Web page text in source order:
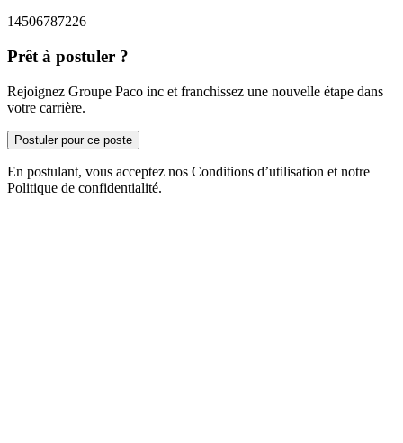
14506787226
Prêt à postuler ?
Rejoignez Groupe Paco inc et franchissez une nouvelle étape dans
votre carrière.
Postuler pour ce poste
En postulant, vous acceptez nos Conditions d’utilisation et notre
Politique de confidentialité.